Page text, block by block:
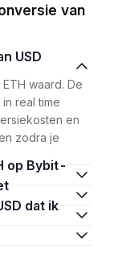
van
waard. De
real time
en
zodra je